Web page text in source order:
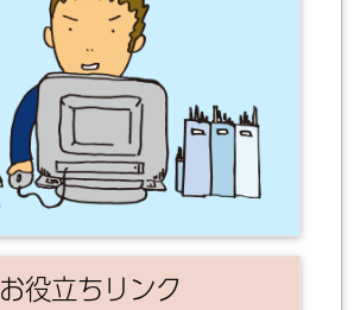
お役立ちリンク